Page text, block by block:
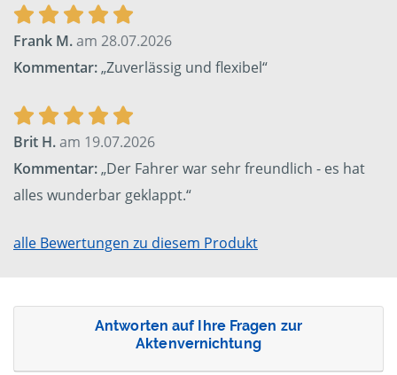
Frank M.am 28.07.2026
Kommentar:„Zuverlässig und flexibel“
Brit H.am 19.07.2026
Kommentar:„Der Fahrer war sehr freundlich - es hat
alles wunderbar geklappt.“
alle Bewertungen zu diesem Produkt
Antworten auf Ihre Fragen zur
Aktenvernichtung